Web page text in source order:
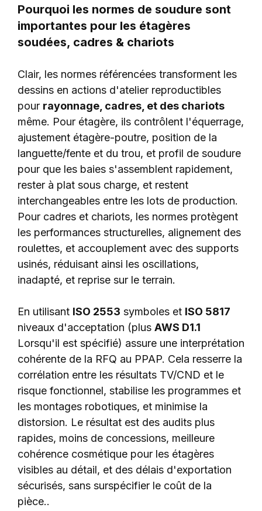
Pourquoi les normes de soudure sont
importantes pour les étagères
soudées, cadres & chariots
Clair, les normes référencées transforment les
dessins en actions d'atelier reproductibles
pour rayonnage, cadres, et des chariots
même. Pour étagère, ils contrôlent l'équerrage,
ajustement étagère-poutre, position de la
languette/fente et du trou, et profil de soudure
pour que les baies s'assemblent rapidement,
rester à plat sous charge, et restent
interchangeables entre les lots de production.
Pour cadres et chariots, les normes protègent
les performances structurelles, alignement des
roulettes, et accouplement avec des supports
usinés, réduisant ainsi les oscillations,
inadapté, et reprise sur le terrain.
En utilisant ISO 2553 symboles et ISO 5817
niveaux d'acceptation (plus AWS D1.1
Lorsqu'il est spécifié) assure une interprétation
cohérente de la RFQ au PPAP. Cela resserre la
corrélation entre les résultats TV/CND et le
risque fonctionnel, stabilise les programmes et
les montages robotiques, et minimise la
distorsion. Le résultat est des audits plus
rapides, moins de concessions, meilleure
cohérence cosmétique pour les étagères
visibles au détail, et des délais d'exportation
sécurisés, sans surspécifier le coût de la
pièce..